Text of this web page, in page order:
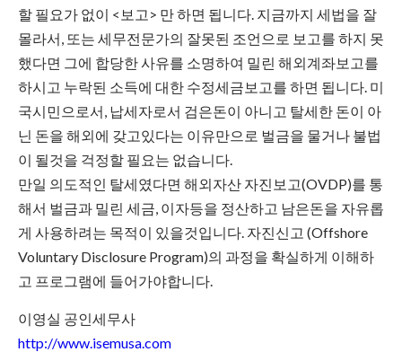
할 필요가 없이 <보고> 만 하면 됩니다. 지금까지 세법을 잘
몰라서, 또는 세무전문가의 잘못된 조언으로 보고를 하지 못
했다면 그에 합당한 사유를 소명하여 밀린 해외계좌보고를
하시고 누락된 소득에 대한 수정세금보고를 하면 됩니다. 미
국시민으로서, 납세자로서 검은돈이 아니고 탈세한 돈이 아
닌 돈을 해외에 갖고있다는 이유만으로 벌금을 물거나 불법
이 될것을 걱정할 필요는 없습니다.
만일 의도적인 탈세였다면 해외자산 자진보고(OVDP)를 통
해서 벌금과 밀린 세금, 이자등을 정산하고 남은돈을 자유롭
게 사용하려는 목적이 있을것입니다. 자진신고 (Offshore
Voluntary Disclosure Program)의 과정을 확실하게 이해하
고 프로그램에 들어가야합니다.
이영실 공인세무사
http://www.isemusa.com